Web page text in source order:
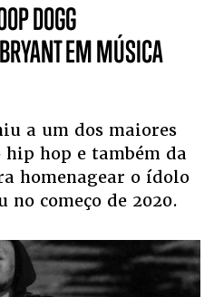
DOGG
EM MÚSICA
a um dos maiores
hop e também da
homenagear o ídolo
no começo de 2020.